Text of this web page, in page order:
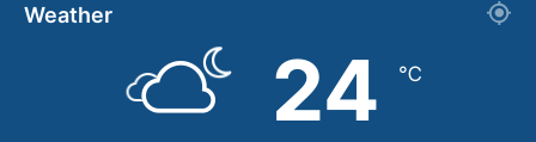
Weather
24 ℃